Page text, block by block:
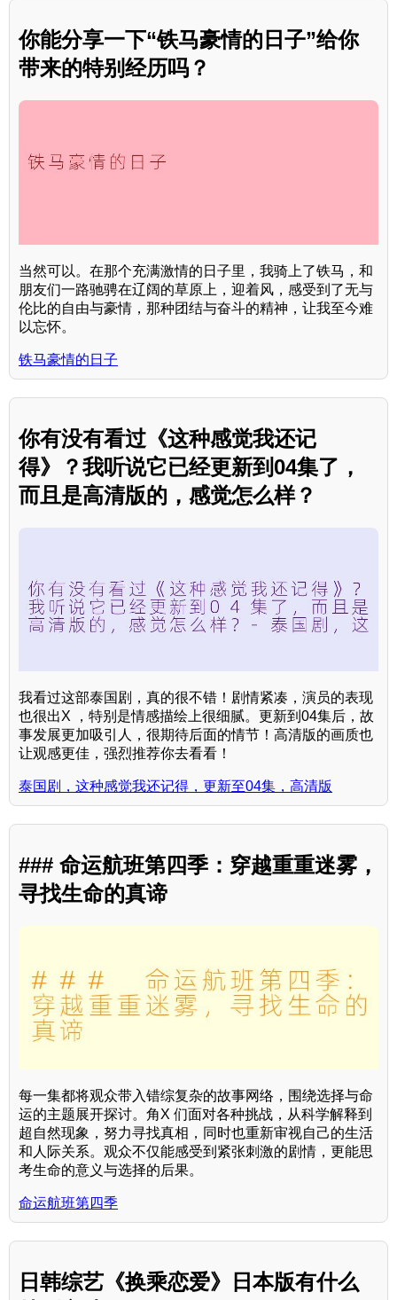
你能分享一下“铁马豪情的日子”给你
带来的特别经历吗？
当然可以。在那个充满激情的日子里，我骑上了铁马，和
朋友们一路驰骋在辽阔的草原上，迎着风，感受到了无与
伦比的自由与豪情，那种团结与奋斗的精神，让我至今难
以忘怀。
铁马豪情的日子
你有没有看过《这种感觉我还记
得》？我听说它已经更新到04集了，
而且是高清版的，感觉怎么样？
我看过这部泰国剧，真的很不错！剧情紧凑，演员的表现
也很出X ，特别是情感描绘上很细腻。更新到04集后，故
事发展更加吸引人，很期待后面的情节！高清版的画质也
让观感更佳，强烈推荐你去看看！
泰国剧，这种感觉我还记得，更新至04集，高清版
### 命运航班第四季：穿越重重迷雾，
寻找生命的真谛
每一集都将观众带入错综复杂的故事网络，围绕选择与命
运的主题展开探讨。角X 们面对各种挑战，从科学解释到
超自然现象，努力寻找真相，同时也重新审视自己的生活
和人际关系。观众不仅能感受到紧张刺激的剧情，更能思
考生命的意义与选择的后果。
命运航班第四季
日韩综艺《换乘恋爱》日本版有什么